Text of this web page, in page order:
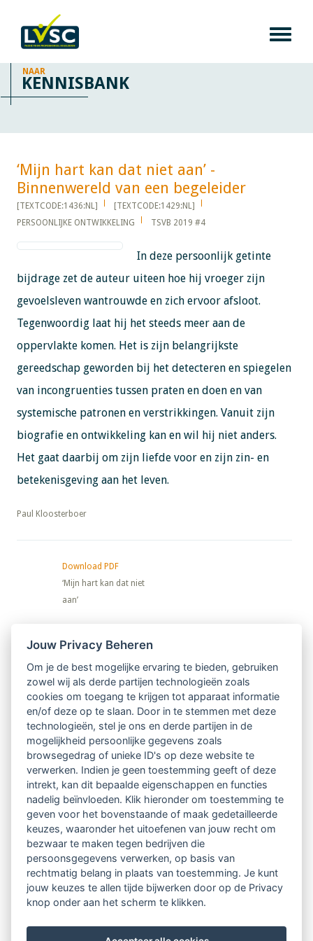
NAAR
KENNISBANK
‘Mijn hart kan dat niet aan’ -
Binnenwereld van een begeleider​​​​​​
[TEXTCODE:1436:NL]
[TEXTCODE:1429:NL]
PERSOONLIJKE ONTWIKKELING
TSVB 2019 #4
In deze persoonlijk getinte
bijdrage zet de auteur uiteen hoe hij vroeger zijn
gevoelsleven wantrouwde en zich ervoor afsloot.
Tegenwoordig laat hij het steeds meer aan de
oppervlakte komen. Het is zijn belangrijkste
gereedschap geworden bij het detecteren en spiegelen
van incongruenties tussen praten en doen en van
systemische patronen en verstrikkingen. Vanuit zijn
biografie en ontwikkeling kan en wil hij niet anders.
Het gaat daarbij om zijn liefde voor en zijn zin- en
betekenisgeving aan het leven.
​​​​​​​Paul Kloosterboer
Download PDF
‘Mijn hart kan dat niet
aan’
Nieuwsbrief
Ontvang 10 x per jaar de LVSC-
relatienieuwsbrief met o.a.:
vrij toegankelijke TsvB-artikelen
nieuws op het vlak van professioneel
begeleiden
informatie over LVSC-activiteiten
Aanmelden nieuwsbrief
Jouw Privacy Beheren
Om je de best mogelijke ervaring te bieden, gebruiken
zowel wij als derde partijen technologieën zoals
cookies om toegang te krijgen tot apparaat informatie
en/of deze op te slaan. Door in te stemmen met deze
technologieën, stel je ons en derde partijen in de
mogelijkheid persoonlijke gegevens zoals
browsegedrag of unieke ID's op deze website te
verwerken. Indien je geen toestemming geeft of deze
intrekt, kan dit bepaalde eigenschappen en functies
nadelig beïnvloeden. Klik hieronder om toestemming te
geven voor het bovenstaande of maak gedetailleerde
keuzes, waaronder het uitoefenen van jouw recht om
bezwaar te maken tegen bedrijven die
persoonsgegevens verwerken, op basis van
rechtmatig belang in plaats van toestemming. Je kunt
jouw keuzes te allen tijde bijwerken door op de Privacy
knop onder aan het scherm te klikken.